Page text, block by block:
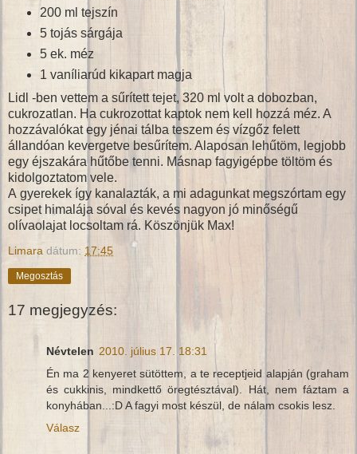
200 ml tejszín
5 tojás sárgája
5 ek. méz
1 vaníliarúd kikapart magja
Lidl -ben vettem a sűrített tejet, 320 ml volt a dobozban,
cukrozatlan. Ha cukrozottat kaptok nem kell hozzá méz. A
hozzávalókat egy jénai tálba teszem és vízgőz felett
állandóan kevergetve besűrítem. Alaposan lehűtöm, legjobb
egy éjszakára hűtőbe tenni. Másnap fagyigépbe töltöm és
kidolgoztatom vele.
A gyerekek így kanalazták, a mi adagunkat megszórtam egy
csipet himalája sóval és kevés nagyon jó minőségű
olívaolajat locsoltam rá. Köszönjük Max!
Limara dátum: 17:45
Megosztás
17 megjegyzés:
Névtelen 2010. július 17. 18:31
Én ma 2 kenyeret sütöttem, a te receptjeid alapján (graham
és cukkinis, mindkettő öregtésztával). Hát, nem fáztam a
konyhában...:D A fagyi most készül, de nálam csokis lesz.
Válasz